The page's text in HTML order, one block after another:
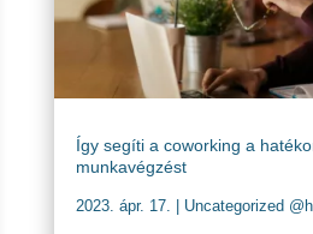
Így segíti a coworking a
munkavégzést
2023. ápr. 17. Uncategorized